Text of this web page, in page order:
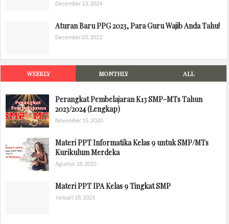
December 13, 2024
Aturan Baru PPG 2023, Para Guru Wajib Anda Tahu!
December 03, 2022
WEEKLY MONTHLY ALL
Perangkat Pembelajaran K13 SMP-MTs Tahun
2023/2024 (Lengkap)
November 15, 2020
Materi PPT Informatika Kelas 9 untuk SMP/MTs
Kurikulum Merdeka
Agustus 18, 2025
Materi PPT IPA Kelas 9 Tingkat SMP
Januari 18, 2021